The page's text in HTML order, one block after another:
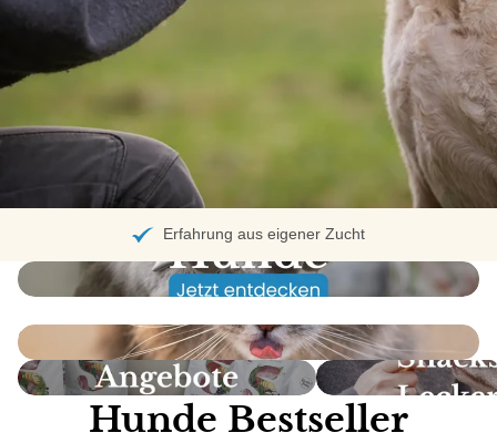
Ausgewählte Zutaten
Hohe Verträglichkeit
Erfahrung aus eigener Zucht
Kostenloser Versand ab 95 €
Hunde
Katze
Angebote
Snacks
Hunde Bestseller